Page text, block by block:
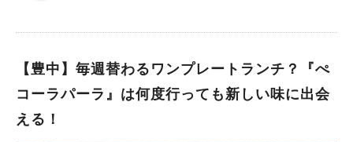
【豊中】毎週替わるワンプレートランチ？『ぺ
コーラパーラ』は何度行っても新しい味に出会
える！